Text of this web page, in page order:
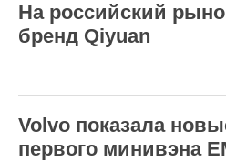
На российский
бренд Qiyuan
Volvo показала
первого минивэна